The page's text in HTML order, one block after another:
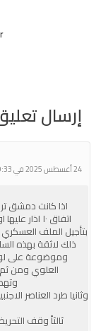
إرسال
24 أغسطس 2025 في 10:33 ص
اذا كانت دمشق
اتفاق ١٠
بتأجيل الملف
ذلك لاثقة بهذه
وموضوعة على
العلوي ومن
وثانيا طرد العناصر
ثالثاً وقف